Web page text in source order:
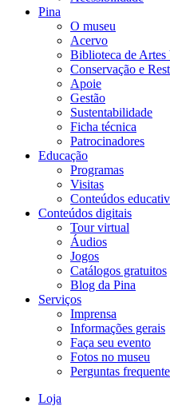
Pina
O museu
Acervo
Biblioteca de Artes
Conservação e
Apoie
Gestão
Sustentabilidade
Ficha técnica
Patrocinadores
Educação
Programas
Visitas
Conteúdos
Conteúdos digitais
Tour virtual
Áudios
Jogos
Catálogos gratuitos
Blog da Pina
Serviços
Imprensa
Informações gerais
Faça seu evento
Fotos no museu
Perguntas
Loja